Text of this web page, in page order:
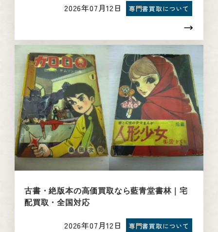
2026年07月12日 専門書買取について
古書・絶版本の高価買取なら藍青堂書林｜宅
配買取・全国対応
2026年07月12日 専門書買取について